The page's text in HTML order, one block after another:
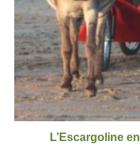
L’Escargoline